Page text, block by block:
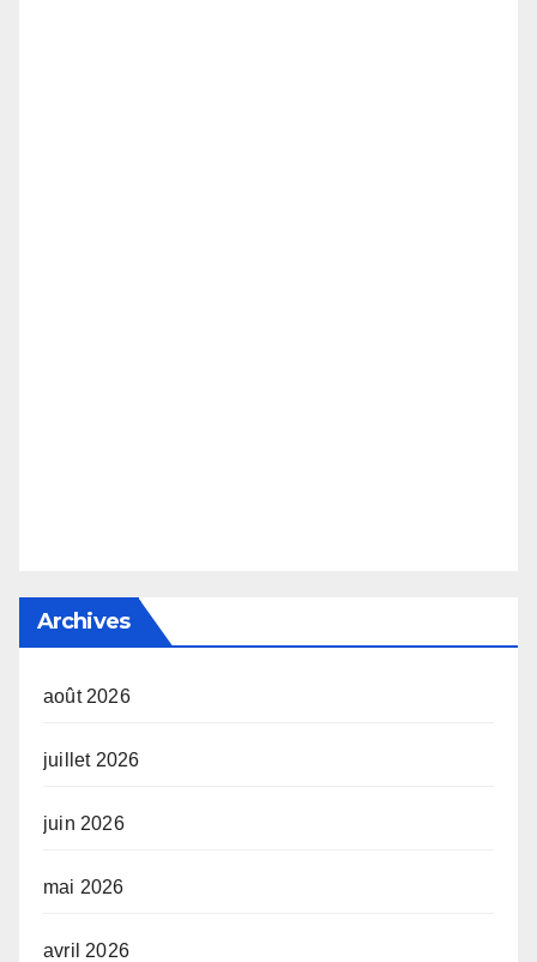
Archives
août 2026
juillet 2026
juin 2026
mai 2026
avril 2026